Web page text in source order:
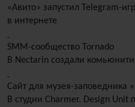
«Авито» запустил Telegram-
в интернете
SMM-сообщество Tornado
В Nectarin создали
Сайт для музея-заповедника
В студии Charmer. Design Unit